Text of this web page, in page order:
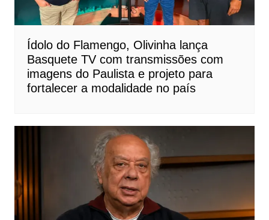
Ídolo do Flamengo, Olivinha lança
Basquete TV com transmissões com
imagens do Paulista e projeto para
fortalecer a modalidade no país